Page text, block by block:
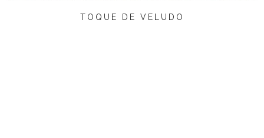
TOQUE DE VELUDO